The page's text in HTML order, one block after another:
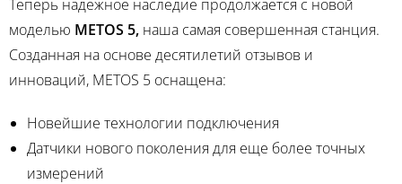
Теперь надежное наследие продолжается с новой
моделью METOS 5, наша самая совершенная станция.
Созданная на основе десятилетий отзывов и
инноваций, METOS 5 оснащена:
Новейшие технологии подключения
Датчики нового поколения для еще более точных
измерений